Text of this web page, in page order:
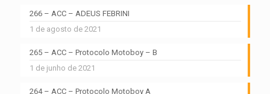
266 – ACC – ADEUS FEBRINI
1 de agosto de 2021
265 – ACC – Protocolo Motoboy – B
1 de junho de 2021
264 – ACC – Protocolo Motoboy A